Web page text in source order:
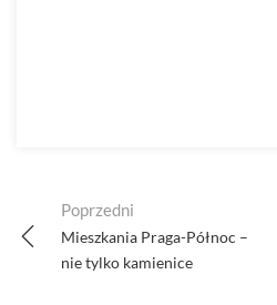
navigation
Poprzedni
Mieszkania Praga-Północ –
nie tylko kamienice